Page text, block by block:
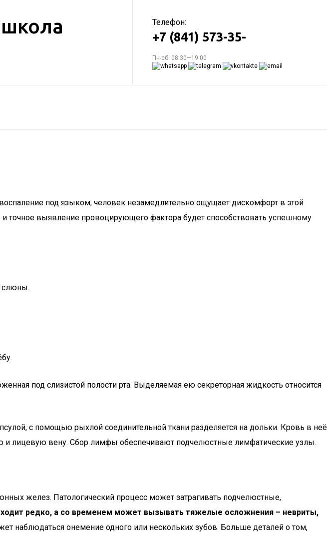
Телефон:
+7 (841) 573-35-
Пн-сб: 08:30—19:00
под языком, человек незамедлительно ощущает дискомфорт в этой
точное выявление провоцирующего фактора будет способствовать успешному
слюны.
под слизистой полости рта. Выделяемая ею секреторная жидкость относится
с помощью рыхлой соединительной ткани разделяется на дольки. Кровь в неё
и лицевую вену. Сбор лимфы обеспечивают подчелюстные лимфатические узлы.
желез. Патологический процесс может затрагивать подчелюстные,
редко, а со временем может вызывать тяжелые осложнения – невриты,
наблюдаться онемение одного или нескольких зубов. Больше деталей о том,